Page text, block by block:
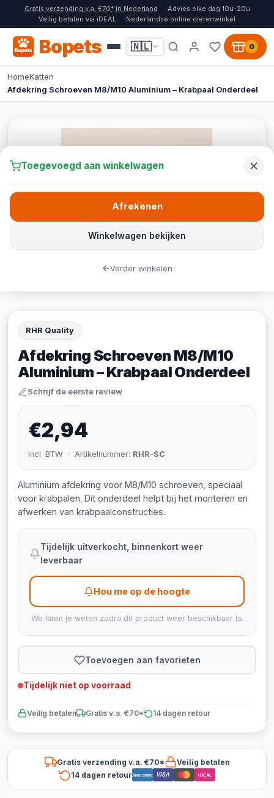
Gratis verzending v.a. €70* in Nederland
Advies elke dag 10u-20u
Veilig betalen via iDEAL
Nederlandse online dierenwinkel
Bopets 🇳🇱 0
HomeKatten
Afdekring Schroeven M8/M10 Aluminium – Krabpaal Onderdeel
RHR Quality
Afdekring Schroeven M8/M10
Aluminium – Krabpaal Onderdeel
Schrijf de eerste review
€2,94
incl. BTW · Artikelnummer: RHR-SC
Aluminium afdekring voor M8/M10 schroeven, speciaal
voor krabpalen. Dit onderdeel helpt bij het monteren en
afwerken van krabpaalconstructies.
Tijdelijk uitverkocht, binnenkort weer
leverbaar
Hou me op de hoogte
We laten je weten zodra dit product weer beschikbaar is.
Toevoegen aan favorieten
Tijdelijk niet op voorraad
Veilig betalen Gratis v.a. €70* 14 dagen retour
Gratis verzending v.a. €70*
Veilig betalen
14 dagen retourBancontact VISA iDEAL
Toegevoegd aan winkelwagen
Winkelwagen bekijken
Afrekenen
Verder winkelen